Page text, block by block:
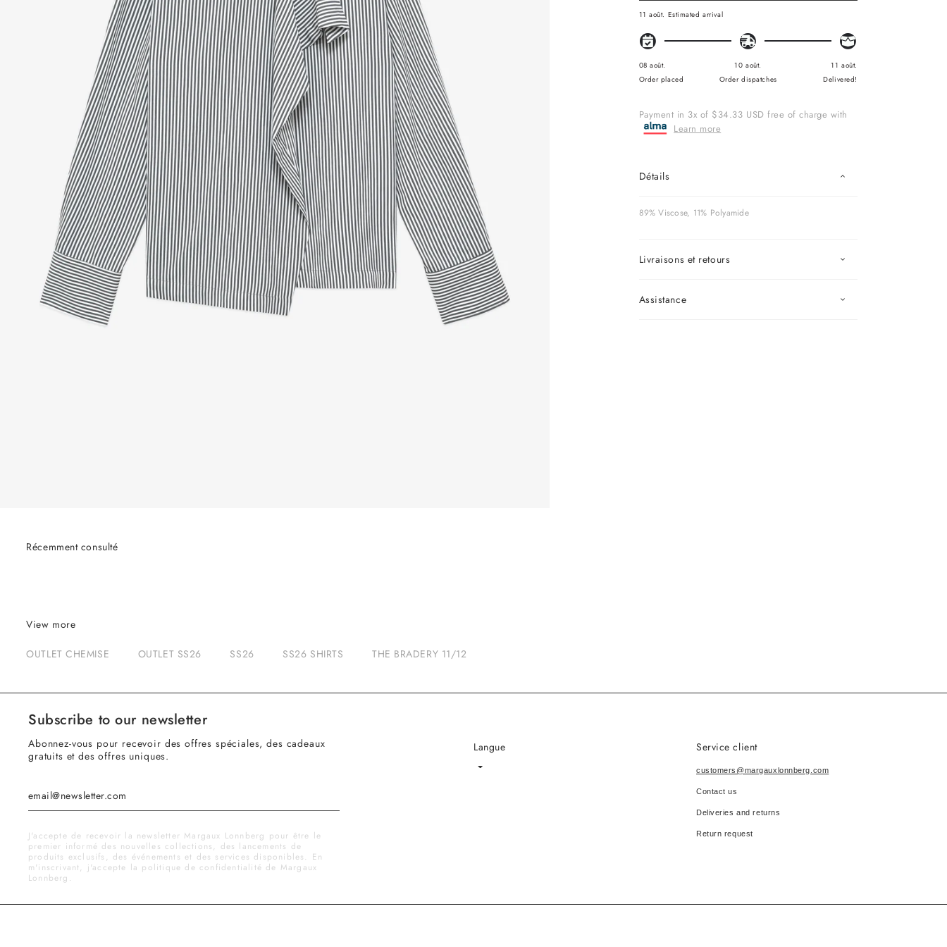
G
L
A
R
P
R
I
C
11 août. Estimated arrival
08 août.
Order placed
10 août.
Order dispatches
11 août.
Delivered!
Payment in 3x of $34.33 USD free of charge with
Learn more
Détails
89% Viscose, 11% Polyamide
Livraisons et retours
Assistance
Récemment consulté
View more
OUTLET CHEMISE OUTLET SS26 SS26 SS26 SHIRTS THE BRADERY 11/12
Subscribe to our newsletter
Abonnez-vous pour recevoir des offres spéciales, des cadeaux
gratuits et des offres uniques.
J'accepte de recevoir la newsletter Margaux Lonnberg pour être le
premier informé des nouvelles collections, des lancements de
produits exclusifs, des événements et des services disponibles. En
m'inscrivant, j'accepte la politique de confidentialité de Margaux
Lonnberg.
Langue
Language
Service client
customers@margauxlonnberg.com
Contact us
Deliveries and returns
Return request